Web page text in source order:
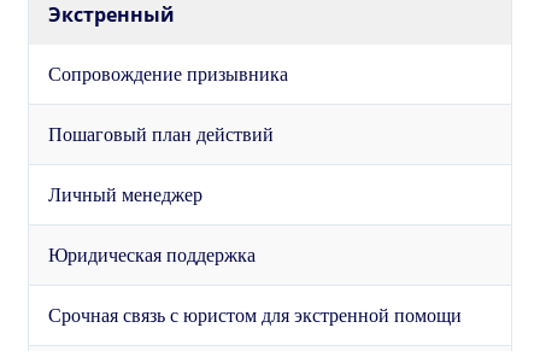
Экстренный
Сопровождение призывника
Пошаговый план действий
Личный менеджер
Юридическая поддержка
Срочная связь с юристом для экстренной помощи